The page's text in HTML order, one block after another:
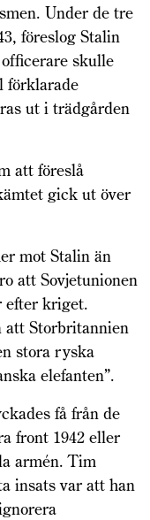
Under de tre
föreslog Stalin
officerare skulle
förklarade
ut i trädgården
att föreslå
gick ut över
mot Stalin än
att Sovjet­unionen
efter kriget.
att Storbritannien
stora ryska
elefanten”.
få från de
front 1942 eller
armén. Tim
insats var att han